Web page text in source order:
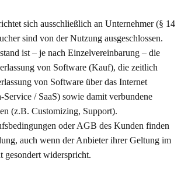
sich ausschließlich an Unternehmer (§ 14
sind von der Nutzung ausgeschlossen.
ist – je nach Einzelvereinbarung – die
von Software (Kauf), die zeitlich
von Software über das Internet
Service / SaaS) sowie damit verbundene
(z.B. Customizing, Support).
oder AGB des Kunden finden
auch wenn der Anbieter ihrer Geltung im
gesondert widerspricht.